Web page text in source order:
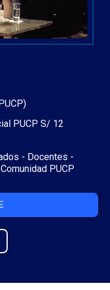
PUCP S/ 12
- Docentes -
Comunidad PUCP